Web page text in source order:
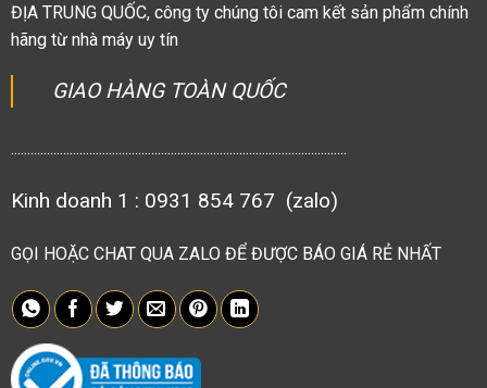
ĐỊA TRUNG QUỐC, công ty chúng tôi cam kết sản phẩm chính
hãng từ nhà máy uy tín
GIAO HÀNG TOÀN QUỐC
.......................................................................................................
Kinh doanh 1 : 0931 854 767 (zalo)
GỌI HOẶC CHAT QUA ZALO ĐỂ ĐƯỢC BÁO GIÁ RẺ NHẤT